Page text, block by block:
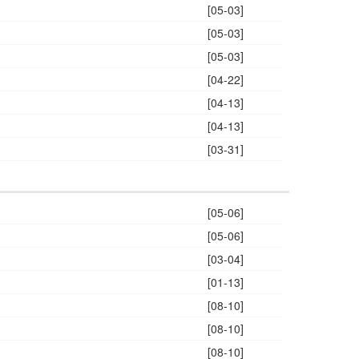
[05-03]
[05-03]
[05-03]
[04-22]
[04-13]
[04-13]
[03-31]
[05-06]
[05-06]
[03-04]
[01-13]
[08-10]
[08-10]
[08-10]